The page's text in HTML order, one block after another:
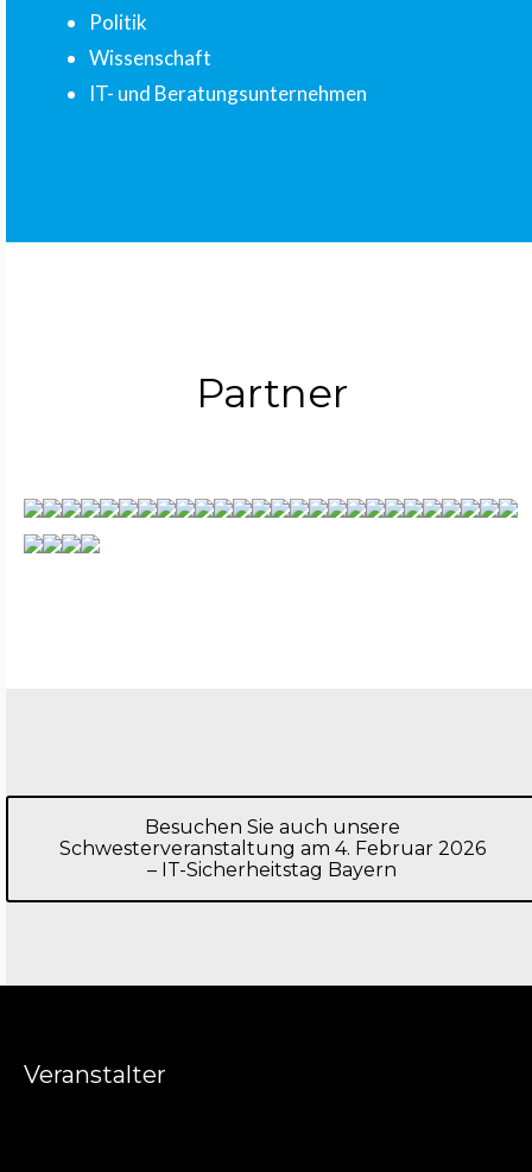
Politik
Wissenschaft
IT- und Beratungsunternehmen
Partner
Besuchen Sie auch unsere
Schwesterveranstaltung am 4. Februar 2026
– IT-Sicherheitstag Bayern
Veranstalter